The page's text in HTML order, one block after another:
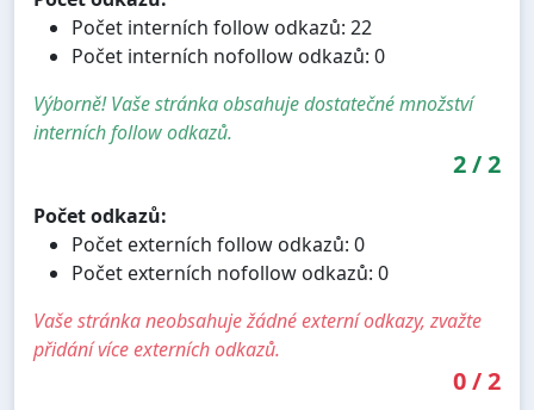
Počet interních follow odkazů: 22
Počet interních nofollow odkazů: 0
Výborně! Vaše stránka obsahuje dostatečné množství
interních follow odkazů.
2/2
Počet odkazů:
Počet externích follow odkazů: 0
Počet externích nofollow odkazů: 0
Vaše stránka neobsahuje žádné externí odkazy, zvažte
přidání více externích odkazů.
0/2